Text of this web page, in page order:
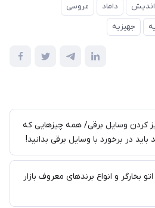
داماد
عروسی
جهیزیه
کردن وسایل برقی/ همه چیزهایی که
باید در برخورد با وسایل برقی بدانید!
بخارگر و انواع برندهای معروف بازار